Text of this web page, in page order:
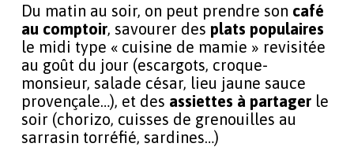
Du matin au soir, on peut prendre son café
au comptoir, savourer des plats populaires
le midi type « cuisine de mamie » revisitée
au goût du jour (escargots, croque-
monsieur, salade césar, lieu jaune sauce
provençale…), et des assiettes à partagerle
soir (chorizo, cuisses de grenouilles au
sarrasin torréfié, sardines…)